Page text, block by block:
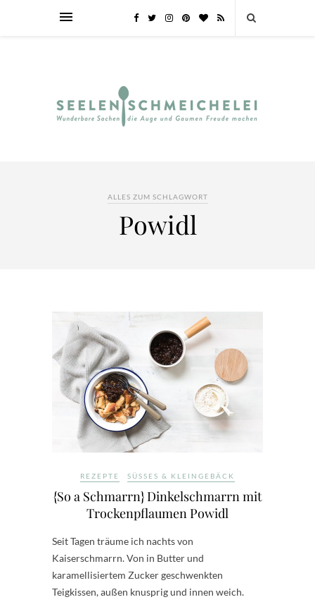
ALLES ZUM SCHLAGWORT
Powidl
REZEPTE SÜSSES & KLEINGEBÄCK
{So a Schmarrn} Dinkelschmarrn mit
Trockenpflaumen Powidl
Seit Tagen träume ich nachts von
Kaiserschmarrn. Von in Butter und
karamellisiertem Zucker geschwenkten
Teigkissen, außen knusprig und innen weich.